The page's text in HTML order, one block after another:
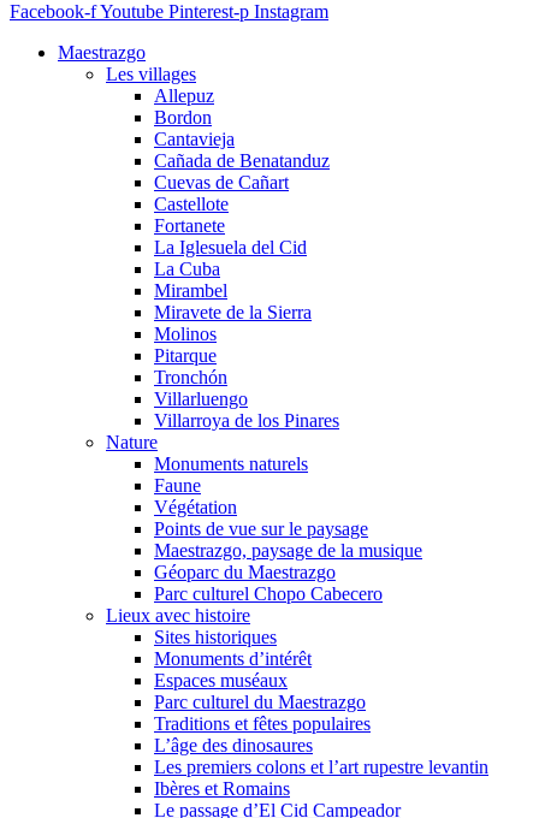
Facebook-fYoutube Pinterest-p Instagram
Maestrazgo
Les villages
Allepuz
Bordon
Cantavieja
Cañada de Benatanduz
Cuevas de Cañart
Castellote
Fortanete
La Iglesuela del Cid
La Cuba
Mirambel
Miravete de la Sierra
Molinos
Pitarque
Tronchón
Villarluengo
Villarroya de los Pinares
Nature
Monuments naturels
Faune
Végétation
Points de vue sur le paysage
Maestrazgo, paysage de la musique
Géoparc du Maestrazgo
Parc culturel Chopo Cabecero
Lieux avec histoire
Sites historiques
Monuments d’intérêt
Espaces muséaux
Parc culturel du Maestrazgo
Traditions et fêtes populaires
L’âge des dinosaures
Les premiers colons et l’art rupestre levantin
Ibères et Romains
Le passage d’El Cid Campeador